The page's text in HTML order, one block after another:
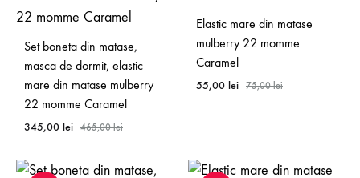
Set boneta din matase,
masca de dormit, elastic
mare din matase mulberry
22 momme Caramel
345,00 lei 465,00lei
Elastic mare din matase
mulberry 22 momme
Caramel
55,00 lei 75,00lei